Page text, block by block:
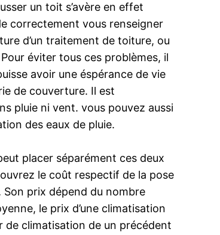
un toit s’avère en effet
correctement vous renseigner
d’un traitement de toiture, ou
éviter tous ces problèmes, il
avoir une éspérance de vie
de couverture. Il est
pluie ni vent. vous pouvez aussi
des eaux de pluie.
placer séparément ces deux
le coût respectif de la pose
Son prix dépend du nombre
le prix d’une climatisation
de climatisation de un précédent